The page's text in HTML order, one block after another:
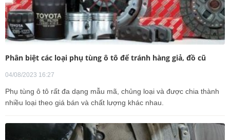
Phân biệt các loại phụ tùng ô tô để tránh hàng giả, đồ cũ
04/08/2023 16:27
Phụ tùng ô tô rất đa dạng mẫu mã, chủng loại và được chia thành
nhiều loại theo giá bán và chất lượng khác nhau.